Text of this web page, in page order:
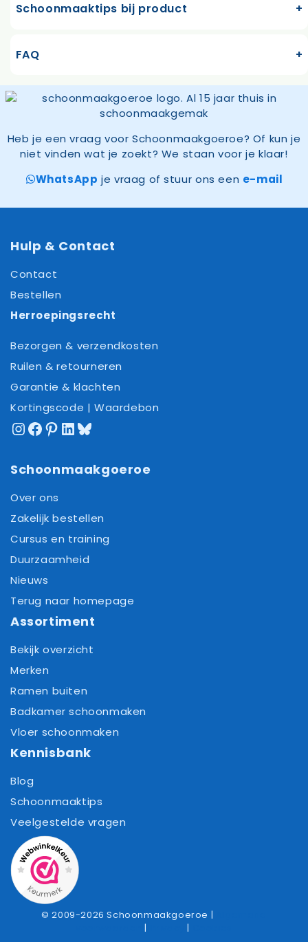
Schoonmaaktips bij product
FAQ
Heb je een vraag voor Schoonmaakgoeroe? Of kun je
niet vinden wat je zoekt? We staan voor je klaar!
WhatsApp je vraag of stuur ons een e-mail
Hulp & Contact
Contact
Bestellen
Herroepingsrecht
Bezorgen & verzendkosten
Ruilen & retourneren
Garantie & klachten
Kortingscode | Waardebon
Instagram
Facebook
Pinterest
LinkedIn
Bluesky
Schoonmaakgoeroe
Over ons
Zakelijk bestellen
Cursus en training
Duurzaamheid
Nieuws
Terug naar homepage
Assortiment
Bekijk overzicht
Merken
Ramen buiten
Badkamer schoonmaken
Vloer schoonmaken
Kennisbank
Blog
Schoonmaaktips
Veelgestelde vragen
© 2009-2026 Schoonmaakgoeroe |
| |